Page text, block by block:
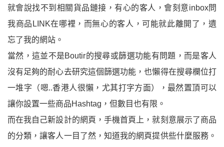
就會說找不到相關貨品鏈接，有心的客人，會刻意inbox問
我商品LINK在哪裡，而無心的客人，可能就此離開了，遺
忘了我的網站。
當然，這並不是Boutir的搜尋或篩選功能有問題，而是客人
沒有足夠的耐心去研究這個篩選功能，也懶得在搜尋欄位打
一堆字（嗯..香港人很懶，尤其打字方面），最然置頂可以
讓你設置一些商品Hashtag，但數目也有限。
而在我自己新設計的網頁，手機首頁上，就刻意展示了商品
的分類，讓客人一目了然，知道我的網頁提供些什麼服務。